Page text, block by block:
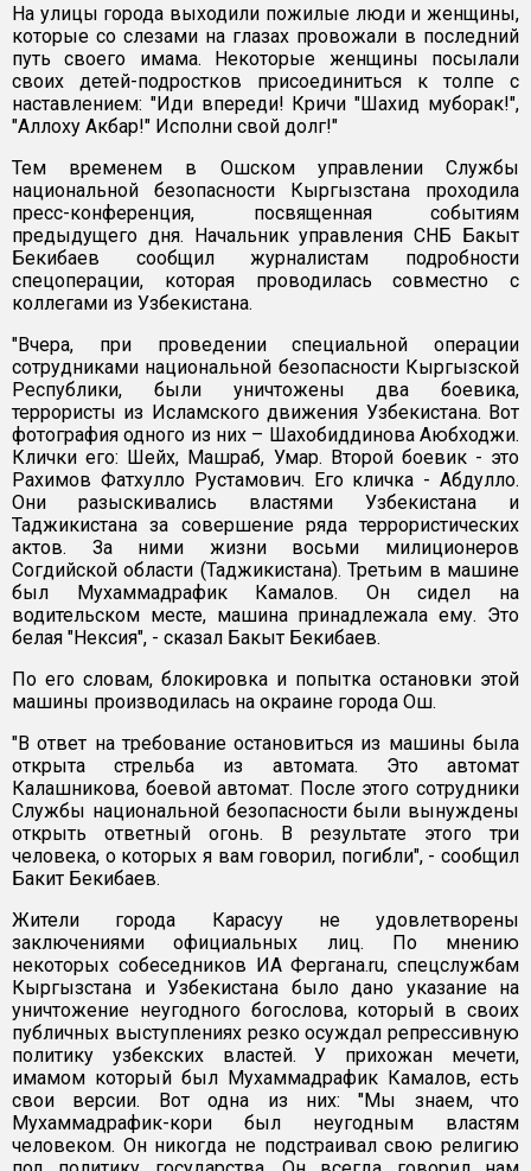
На улицы города выходили пожилые люди и женщины,
которые со слезами на глазах провожали в последний
путь своего имама. Некоторые женщины посылали
своих детей-подростков присоединиться к толпе с
наставлением: "Иди впереди! Кричи "Шахид муборак!",
"Аллоху Акбар!" Исполни свой долг!"
Тем временем в Ошском управлении Службы
национальной безопасности Кыргызстана проходила
пресс-конференция, посвященная событиям
предыдущего дня. Начальник управления СНБ Бакыт
Бекибаев сообщил журналистам подробности
спецоперации, которая проводилась совместно с
коллегами из Узбекистана.
"Вчера, при проведении специальной операции
сотрудниками национальной безопасности Кыргызской
Республики, были уничтожены два боевика,
террористы из Исламского движения Узбекистана. Вот
фотография одного из них – Шахобиддинова Аюбходжи.
Клички его: Шейх, Машраб, Умар. Второй боевик - это
Рахимов Фатхулло Рустамович. Его кличка - Абдулло.
Они разыскивались властями Узбекистана и
Таджикистана за совершение ряда террористических
актов. За ними жизни восьми милиционеров
Согдийской области (Таджикистана). Третьим в машине
был Мухаммадрафик Камалов. Он сидел на
водительском месте, машина принадлежала ему. Это
белая "Нексия", - сказал Бакыт Бекибаев.
По его словам, блокировка и попытка остановки этой
машины производилась на окраине города Ош.
"В ответ на требование остановиться из машины была
открыта стрельба из автомата. Это автомат
Калашникова, боевой автомат. После этого сотрудники
Службы национальной безопасности были вынуждены
открыть ответный огонь. В результате этого три
человека, о которых я вам говорил, погибли", - сообщил
Бакит Бекибаев.
Жители города Карасуу не удовлетворены
заключениями официальных лиц. По мнению
некоторых собеседников ИА Фергана.ru, спецслужбам
Кыргызстана и Узбекистана было дано указание на
уничтожение неугодного богослова, который в своих
публичных выступлениях резко осуждал репрессивную
политику узбекских властей. У прихожан мечети,
имамом который был Мухаммадрафик Камалов, есть
свои версии. Вот одна из них: "Мы знаем, что
Мухаммадрафик-кори был неугодным властям
человеком. Он никогда не подстраивал свою религию